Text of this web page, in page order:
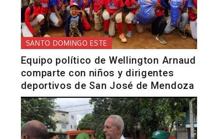
SANTO DOMINGO ESTE
Equipo político de Wellington Arnaud
comparte con niños y dirigentes
deportivos de San José de Mendoza